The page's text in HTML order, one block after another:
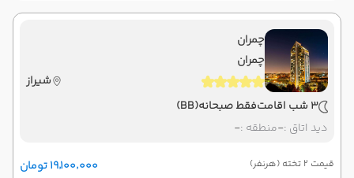
چمران
چمران
شیراز
3 شب اقامت
فقط صبحانه(BB)
دید اتاق :-منطقه :-
قیمت 2 تخته (هرنفر) ۱۹٬۱۰۰٬۰۰۰ تومان